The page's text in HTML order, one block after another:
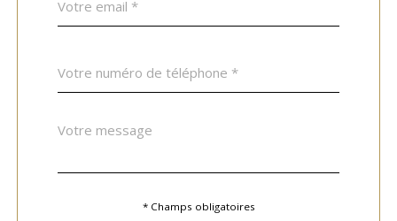
*
*
Fieldset
Message
*
Validation* Champs obligatoires